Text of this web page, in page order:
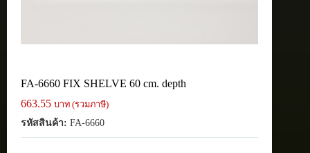
FA-6660 FIX SHELVE 60 cm. depth
663.55 บาท (รวมภาษี)
รหัสสินค้า: FA-6660